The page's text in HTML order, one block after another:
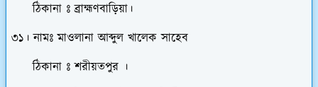
ঠিকানা ঃ ব্রাহ্মণবাড়িয়া।
৩১। নামঃ মাওলানা আব্দুল খালেক সাহেব
ঠিকানা ঃ শরীয়তপুর ।